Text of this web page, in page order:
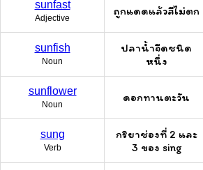
sunfast
Adjective
ถูกแดดแล้วสีไม่ตก
sunfish
Noun
ปลาน้ำจืดชนิด
หนึ่ง
sunflower
Noun
ดอกทานตะวัน
sung
Verb
กริยาช่องที่ 2 และ
3 ของ sing